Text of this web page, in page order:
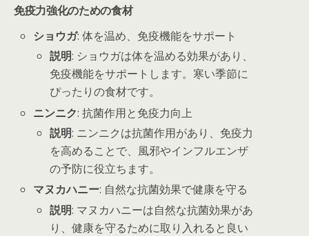
免疫力強化のための食材
ショウガ: 体を温め、免疫機能をサポート
説明: ショウガは体を温める効果があり、
免疫機能をサポートします。寒い季節に
ぴったりの食材です。
ニンニク: 抗菌作用と免疫力向上
説明: ニンニクは抗菌作用があり、免疫力
を高めることで、風邪やインフルエンザ
の予防に役立ちます。
マヌカハニー: 自然な抗菌効果で健康を守る
説明: マヌカハニーは自然な抗菌効果があ
り、健康を守るために取り入れると良い